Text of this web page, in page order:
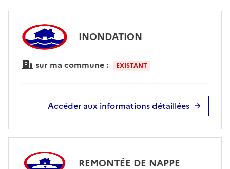
INONDATION
sur ma commune : EXISTANT
Accéder aux informations détaillées
REMONTÉE DE NAPPE